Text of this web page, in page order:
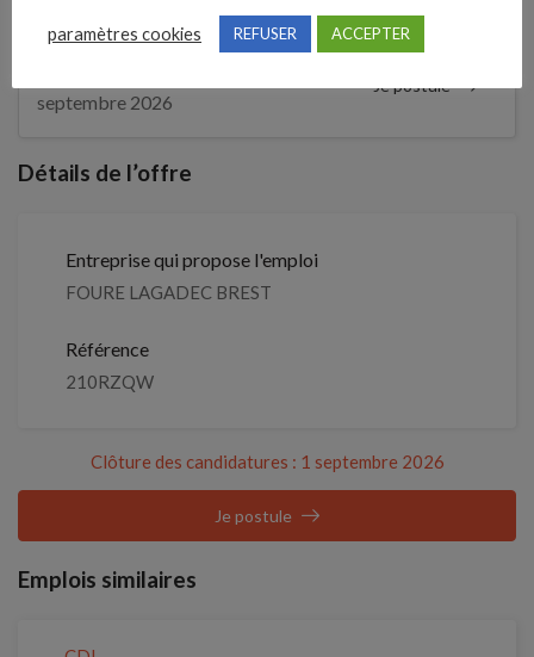
septembre 2026
Je postule
Détails de l’offre
Entreprise qui propose l'emploi
FOURE LAGADEC BREST
Référence
210RZQW
Clôture des candidatures : 1 septembre 2026
Je postule
Emplois similaires
paramètres cookies REFUSER ACCEPTER